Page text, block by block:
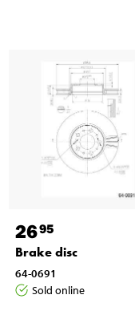
2695
Brake disc
64-0691
Sold online